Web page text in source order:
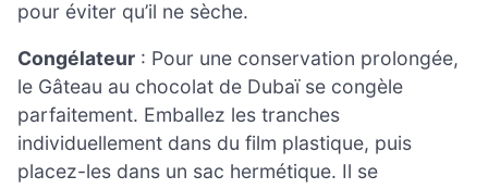
pour éviter qu’il ne sèche.
Congélateur : Pour une conservation prolongée,
le Gâteau au chocolat de Dubaï se congèle
parfaitement. Emballez les tranches
individuellement dans du film plastique, puis
placez-les dans un sac hermétique. Il se